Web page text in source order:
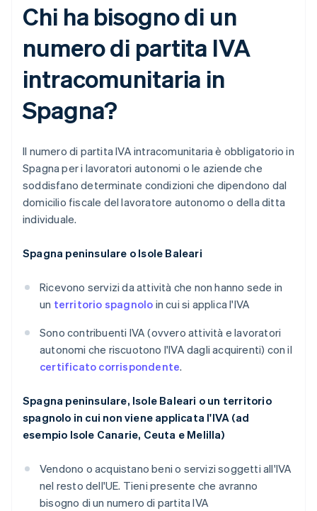
Chi ha bisogno di un
numero di partita IVA
intracomunitaria in
Spagna?
Il numero di partita IVA intracomunitaria è obbligatorio in
Spagna per i lavoratori autonomi o le aziende che
soddisfano determinate condizioni che dipendono dal
domicilio fiscale del lavoratore autonomo o della ditta
individuale.
Spagna peninsulare o Isole Baleari
Ricevono servizi da attività che non hanno sede in
un territorio spagnolo in cui si applica l'IVA
Sono contribuenti IVA (ovvero attività e lavoratori
autonomi che riscuotono l'IVA dagli acquirenti) con il
certificato corrispondente.
Spagna peninsulare, Isole Baleari o un territorio
spagnolo in cui non viene applicata l'IVA (ad
esempio Isole Canarie, Ceuta e Melilla)
Vendono o acquistano beni o servizi soggetti all'IVA
nel resto dell'UE. Tieni presente che avranno
bisogno di un numero di partita IVA